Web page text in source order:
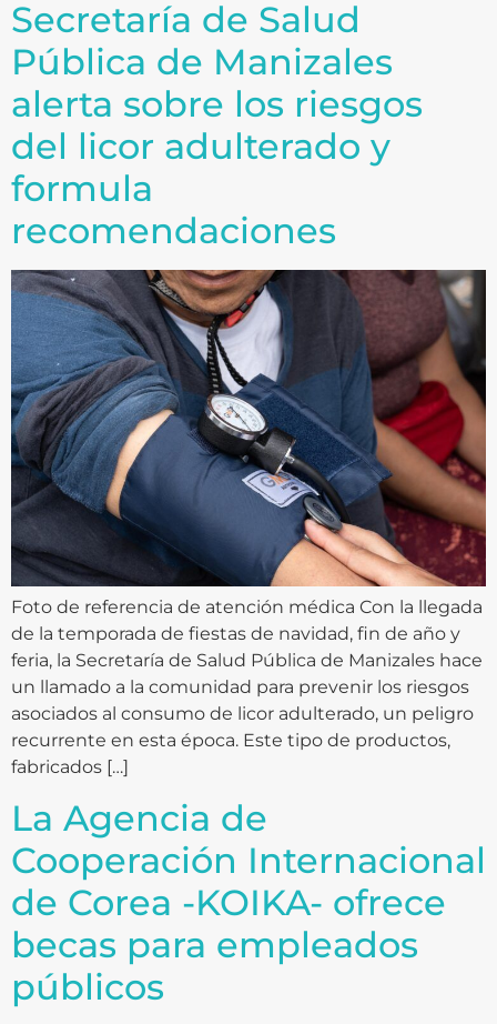
Secretaría de Salud
Pública de Manizales
alerta sobre los riesgos
del licor adulterado y
formula
recomendaciones
Foto de referencia de atención médica Con la llegada
de la temporada de fiestas de navidad, fin de año y
feria, la Secretaría de Salud Pública de Manizales hace
un llamado a la comunidad para prevenir los riesgos
asociados al consumo de licor adulterado, un peligro
recurrente en esta época. Este tipo de productos,
fabricados […]
La Agencia de
Cooperación Internacional
de Corea -KOIKA- ofrece
becas para empleados
públicos